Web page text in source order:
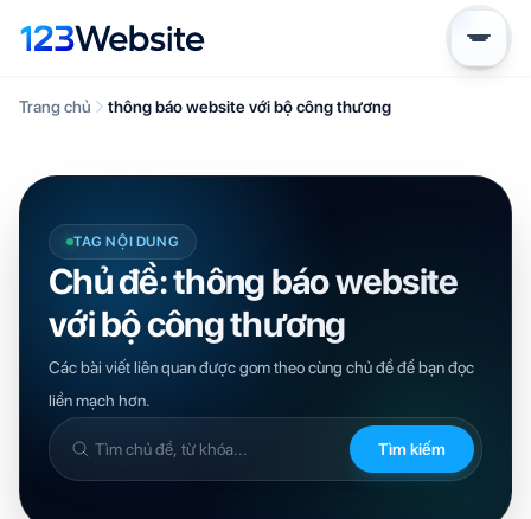
Trang chủ thông báo website với bộ công thương
TAG NỘI DUNG
Chủ đề: thông báo website
với bộ công thương
Các bài viết liên quan được gom theo cùng chủ đề để bạn đọc
liền mạch hơn.
Tìm
trong
Tìm kiếm